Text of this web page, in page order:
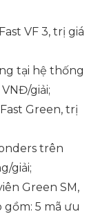
VF 3, trị giá
tại hệ thống
giải;
Green, trị
trên
giải;
Green SM,
gồm: 5 mã ưu